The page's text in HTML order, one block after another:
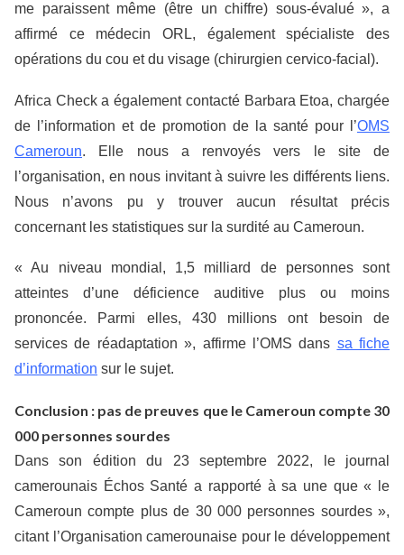
me paraissent même (être un chiffre) sous-évalué », a
affirmé ce médecin ORL, également spécialiste des
opérations du cou et du visage (chirurgien cervico-facial).
Africa Check a également contacté Barbara Etoa, chargée
de l’information et de promotion de la santé pour l’OMS
Cameroun. Elle nous a renvoyés vers le site de
l’organisation, en nous invitant à suivre les différents liens.
Nous n’avons pu y trouver aucun résultat précis
concernant les statistiques sur la surdité au Cameroun.
« Au niveau mondial, 1,5 milliard de personnes sont
atteintes d’une déficience auditive plus ou moins
prononcée. Parmi elles, 430 millions ont besoin de
services de réadaptation », affirme l’OMS dans sa fiche
d’information sur le sujet.
Conclusion : pas de preuves que le Cameroun compte 30
000 personnes sourdes
Dans son édition du 23 septembre 2022, le journal
camerounais Échos Santé a rapporté à sa une que « le
Cameroun compte plus de 30 000 personnes sourdes »,
citant l’Organisation camerounaise pour le développement